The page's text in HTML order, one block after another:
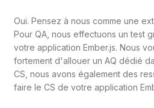
Oui. Pensez à nous comme une
Pour QA, nous effectuons un test
votre application Ember.js. Nous
fortement d'allouer un AQ dédié
CS, nous avons également des
faire le CS de votre application